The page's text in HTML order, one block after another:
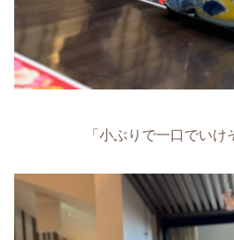
「小ぶりで一口でいけ